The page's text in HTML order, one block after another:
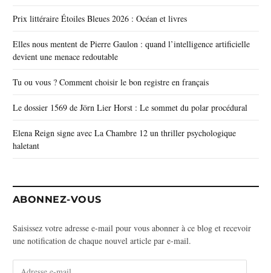
Prix littéraire Étoiles Bleues 2026 : Océan et livres
Elles nous mentent de Pierre Gaulon : quand l’intelligence artificielle
devient une menace redoutable
Tu ou vous ? Comment choisir le bon registre en français
Le dossier 1569 de Jörn Lier Horst : Le sommet du polar procédural
Elena Reign signe avec La Chambre 12 un thriller psychologique
haletant
ABONNEZ-VOUS
Saisissez votre adresse e-mail pour vous abonner à ce blog et recevoir
une notification de chaque nouvel article par e-mail.